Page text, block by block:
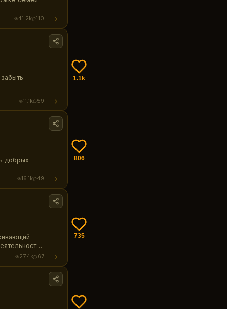
41.2k 110
11.1k 59
1.1k
добрых
16.1k 49
806
27.4k 67
735